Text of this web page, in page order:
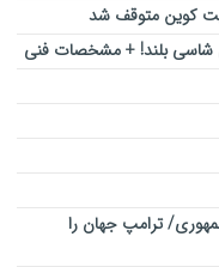
کوین متوقف شد
بلند! + مشخصات فنی
اول ریاست جمهوری/ ترامپ جهان را